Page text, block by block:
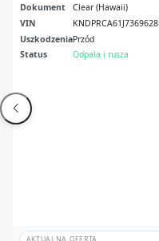
Dokument
Clear (Hawaii)
VIN
KNDPRCA61J7369628
UszkodzeniaPrzód
Status
Odpala i rusza